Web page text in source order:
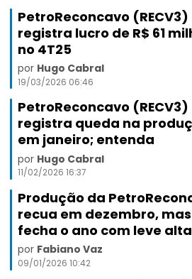
PetroReconcavo (RECV3)
registra lucro de R$ 61
no 4T25
por Hugo Cabral
19/03/2026 06:46
PetroReconcavo (RECV3)
registra queda na
em janeiro; entenda
por Hugo Cabral
11/02/2026 16:37
Produção da
recua em dezembro, mas
fecha o ano com leve alta
por Fabiano Vaz
09/01/2026 10:42